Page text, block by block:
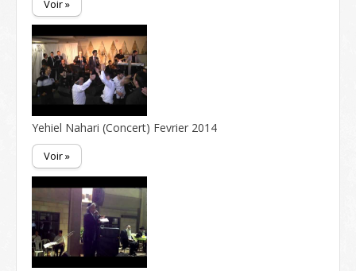
Voir »
Yehiel Nahari (Concert) Fevrier 2014
Voir »